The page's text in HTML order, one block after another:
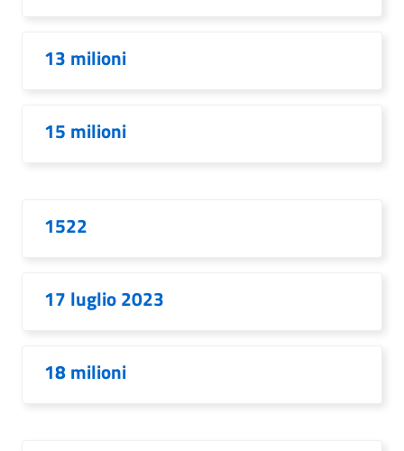
13 milioni
15 milioni
1522
17 luglio 2023
18 milioni